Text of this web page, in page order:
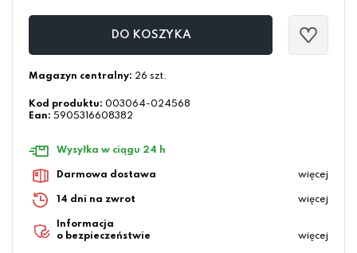
DO KOSZYKA
Magazyn centralny: 26 szt.
Kod produktu: 003064-024568
Ean: 5905316608382
Wysyłka w ciągu 24 h
Darmowa dostawa więcej
14 dni na zwrot więcej
Informacja
o bezpieczeństwie
więcej